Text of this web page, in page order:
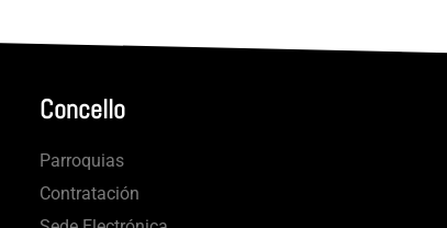
Concello
Parroquias
Contratación